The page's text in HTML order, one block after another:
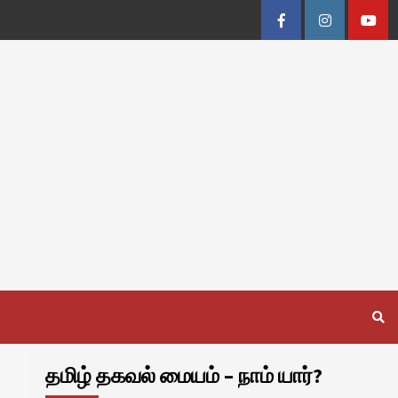
FacebookInstagram
தமிழ் தகவல் மையம் – நாம் யார்?